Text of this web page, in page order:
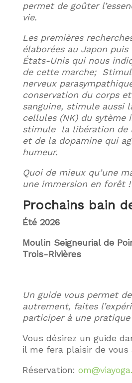
permet de goûter
vie.
Les premières
élaborées au Japon puis
États-Unis qui nous
de cette marche;
nerveux
conservation du corps
sanguine, stimule aussi
cellules (NK) du sytème
stimule la libération de
et de la dopamine qui
humeur.
Quoi de mieux qu’une
une immersion en forêt !
Prochains bain
Été 2026
Moulin Seigneurial de
Trois-Rivières
Un guide vous permet
autrement, faites
participer à une pratique
Vous désirez un guide
il me fera plaisir de vous
Réservation: